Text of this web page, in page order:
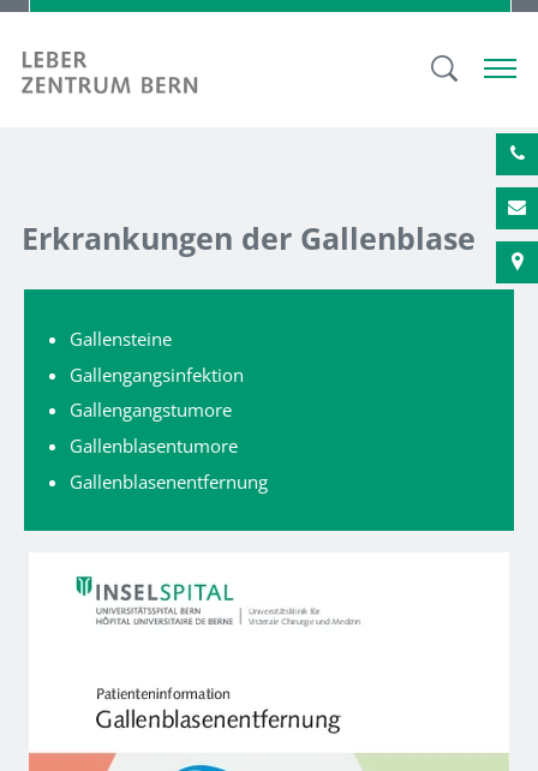
Erkrankungen der Gallenblase
Gallensteine
Gallengangsinfektion
Gallengangstumore
Gallenblasentumore
Gallenblasenentfernung